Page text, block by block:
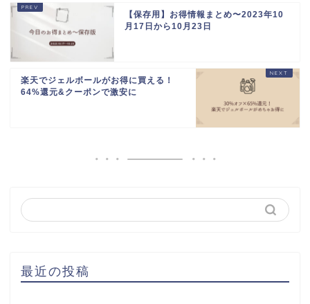
【保存用】お得情報まとめ〜2023年10
月17日から10月23日
楽天でジェルボールがお得に買える！
64%還元&クーポンで激安に
最近の投稿